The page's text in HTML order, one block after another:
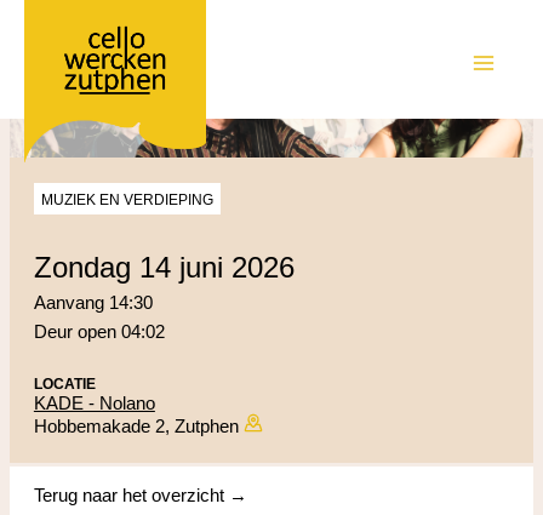
MUZIEK EN VERDIEPING
zondag 14 juni 2026
Aanvang 14:30
Deur open 04:02
LOCATIE
KADE - Nolano
Hobbemakade 2, Zutphen
Terug naar het overzicht →